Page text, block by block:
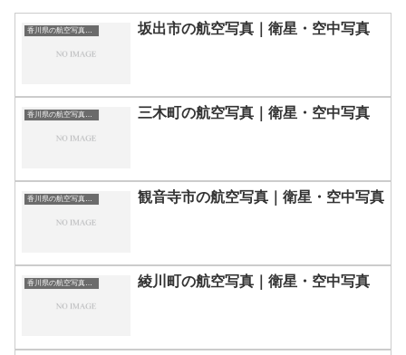
香川県の航空写真・空中写真 坂出市の航空写真｜衛星・空中写真
香川県の航空写真・空中写真 三木町の航空写真｜衛星・空中写真
香川県の航空写真・空中写真 観音寺市の航空写真｜衛星・空中写真
香川県の航空写真・空中写真 綾川町の航空写真｜衛星・空中写真